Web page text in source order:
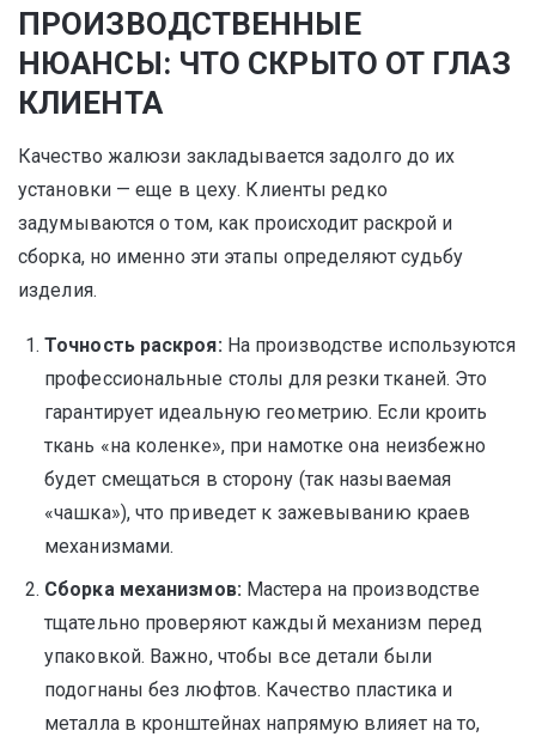
ПРОИЗВОДСТВЕННЫЕ
НЮАНСЫ: ЧТО СКРЫТО ОТ ГЛАЗ
КЛИЕНТА
Качество жалюзи закладывается задолго до их
установки — еще в цеху. Клиенты редко
задумываются о том, как происходит раскрой и
сборка, но именно эти этапы определяют судьбу
изделия.
Точность раскроя:На производстве используются
профессиональные столы для резки тканей. Это
гарантирует идеальную геометрию. Если кроить
ткань «на коленке», при намотке она неизбежно
будет смещаться в сторону (так называемая
«чашка»), что приведет к зажевыванию краев
механизмами.
Сборка механизмов:Мастера на производстве
тщательно проверяют каждый механизм перед
упаковкой. Важно, чтобы все детали были
подогнаны без люфтов. Качество пластика и
металла в кронштейнах напрямую влияет на то,